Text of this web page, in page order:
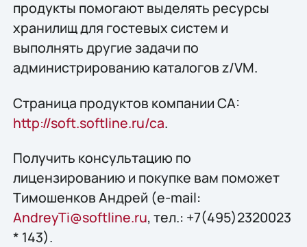
продукты помогают выделять ресурсы
хранилищ для гостевых систем и
выполнять другие задачи по
администрированию каталогов z/VM.
Страница продуктов компании CA:
http://soft.softline.ru/ca.
Получить конcультацию по
лицензированию и покупке вам поможет
Тимошенков Андрей (e-mail:
AndreyTi@softline.ru, тел.: +7(495)2320023
* 143).